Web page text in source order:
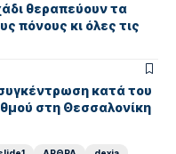
θεραπεύουν τα
πόνους κι όλες τις
κατά του
στη Θεσσαλονίκη